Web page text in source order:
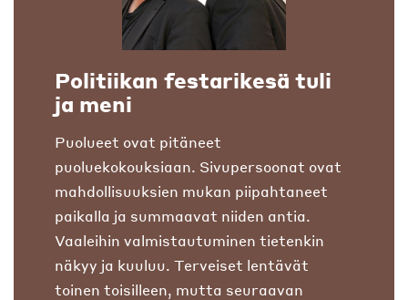
Politiikan festarikesä tuli
ja meni
Puolueet ovat pitäneet
puoluekokouksiaan. Sivupersoonat ovat
mahdollisuuksien mukan piipahtaneet
paikalla ja summaavat niiden antia.
Vaaleihin valmistautuminen tietenkin
näkyy ja kuuluu. Terveiset lentävät
toinen toisilleen, mutta seuraavan